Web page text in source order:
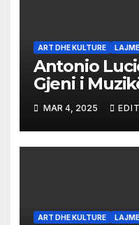
ART DHE KULTURE LAJME
Antonio
Gjeni i
MAR 4, 2025
ART DHE KULTURE LAJME